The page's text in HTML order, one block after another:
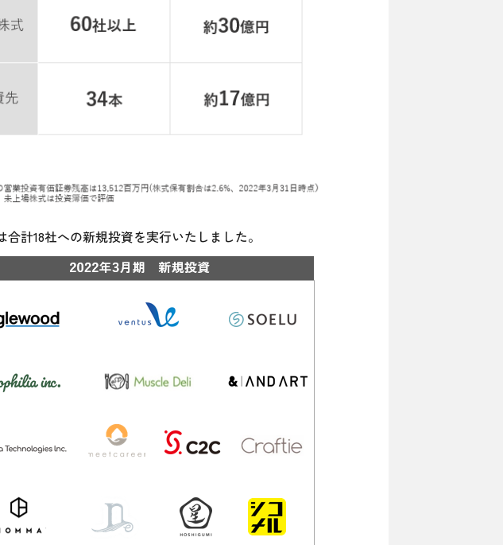
計18社への新規投資を実行いたしました。